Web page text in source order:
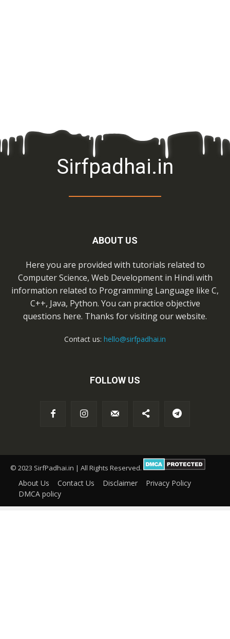
Sirfpadhai.in
ABOUT US
Here you are provided with tutorials related to
Computer Science, Web Development in Hindi with
information related to Programming Language like C,
C++, Java, Python. You can practice objective
questions here. Thanks for visiting our website.
Contact us: hello@sirfpadhai.in
FOLLOW US
© 2023 SirfPadhai.in | All Rights Reserved.
About Us Contact Us Disclaimer
Privacy Policy
DMCA policy